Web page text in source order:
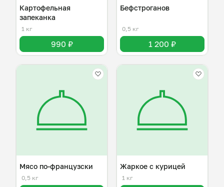
Картофельная
запеканка
1 кг
990 ₽
Бефстроганов
0,5 кг
1 200 ₽
Мясо по-французски
0,5 кг
Жаркое с курицей
1 кг